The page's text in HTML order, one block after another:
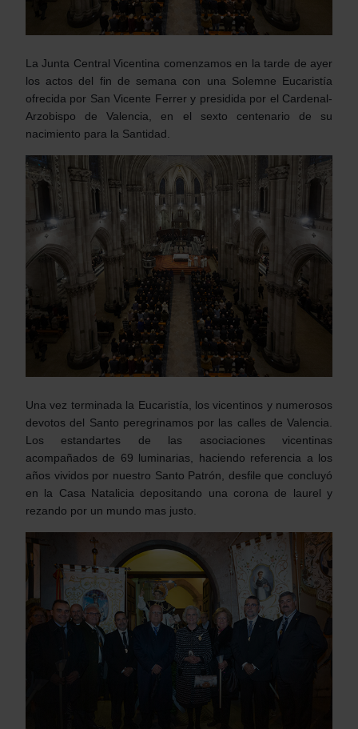
La Junta Central Vicentina comenzamos en la tarde de ayer
los actos del fin de semana con una Solemne Eucaristía
ofrecida por San Vicente Ferrer y presidida por el Cardenal-
Arzobispo de Valencia, en el sexto centenario de su
nacimiento para la Santidad.
Una vez terminada la Eucaristía, los vicentinos y numerosos
devotos del Santo peregrinamos por las calles de Valencia.
Los estandartes de las asociaciones vicentinas
acompañados de 69 luminarias, haciendo referencia a los
años vividos por nuestro Santo Patrón, desfile que concluyó
en la CasaNatalicia depositando una corona de laurel y
rezando por un mundo mas justo.